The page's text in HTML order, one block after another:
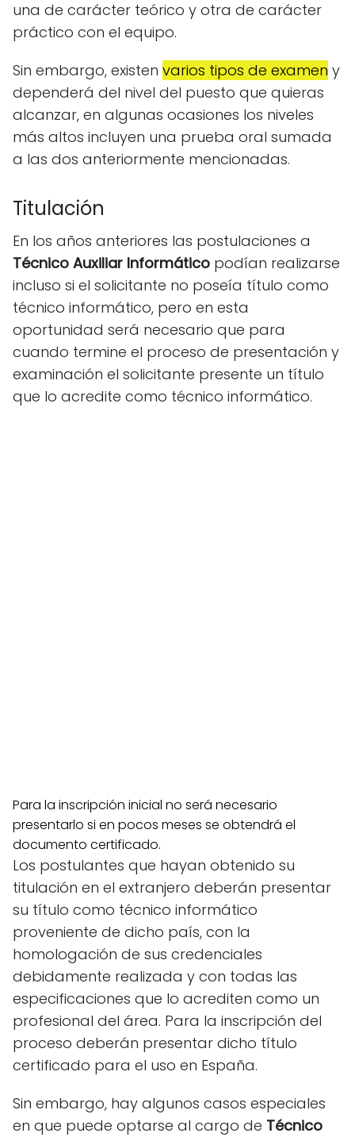
una de carácter teórico y otra de carácter
práctico con el equipo.
Sin embargo, existen varios tipos de examen y
dependerá del nivel del puesto que quieras
alcanzar, en algunas ocasiones los niveles
más altos incluyen una prueba oral sumada
a las dos anteriormente mencionadas.
Titulación
En los años anteriores las postulaciones a
Técnico Auxiliar Informático podían realizarse
incluso si el solicitante no poseía título como
técnico informático, pero en esta
oportunidad será necesario que para
cuando termine el proceso de presentación y
examinación el solicitante presente un título
que lo acredite como técnico informático.
Para la inscripción inicial no será necesario
presentarlo si en pocos meses se obtendrá el
documento certificado.
Los postulantes que hayan obtenido su
titulación en el extranjero deberán presentar
su título como técnico informático
proveniente de dicho país, con la
homologación de sus credenciales
debidamente realizada y con todas las
especificaciones que lo acrediten como un
profesional del área. Para la inscripción del
proceso deberán presentar dicho título
certificado para el uso en España.
Sin embargo, hay algunos casos especiales
en que puede optarse al cargo de Técnico